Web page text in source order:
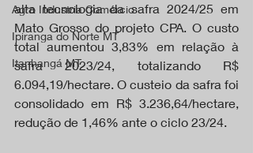
Agro Industria Comércio
Ipiranga do Norte MT
Itanhangá MT
alta tecnologia da safra 2024/25 em
Mato Grosso do projeto CPA. O custo
total aumentou 3,83% em relação à
safra 2023/24, totalizando R$
6.094,19/hectare. O custeio da safra foi
consolidado em R$ 3.236,64/hectare,
redução de 1,46% ante o ciclo 23/24.